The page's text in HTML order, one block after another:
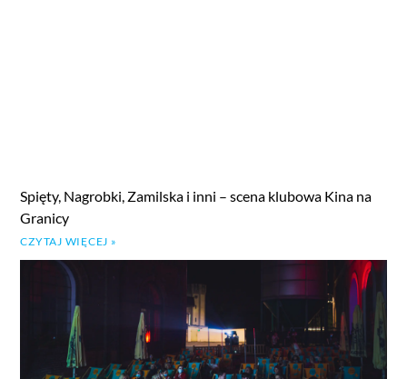
Spięty, Nagrobki, Zamilska i inni – scena klubowa Kina na
Granicy
CZYTAJ WIĘCEJ »